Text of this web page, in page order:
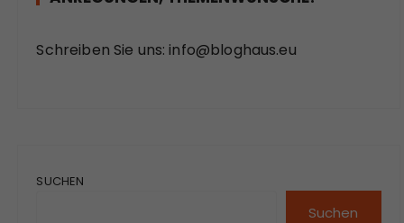
Schreiben Sie uns: info@bloghaus.eu
SUCHEN
Suchen